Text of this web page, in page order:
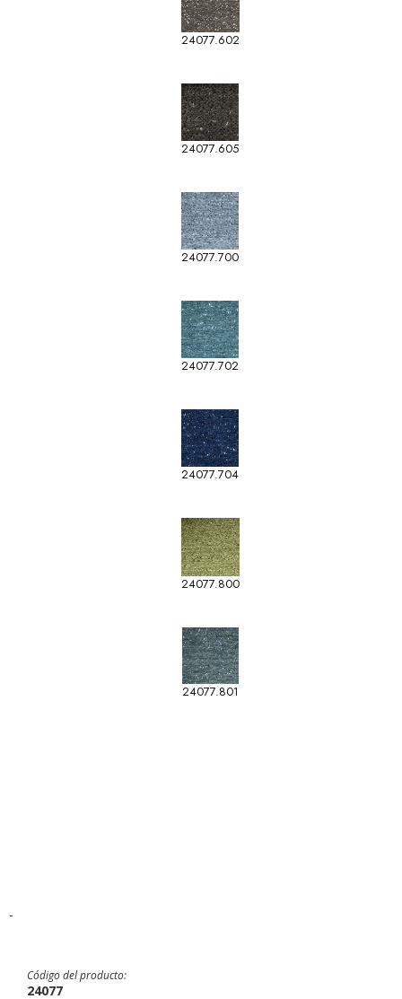
24077.602
24077.605
24077.700
24077.702
24077.704
24077.800
24077.801
-
Código del producto:
24077